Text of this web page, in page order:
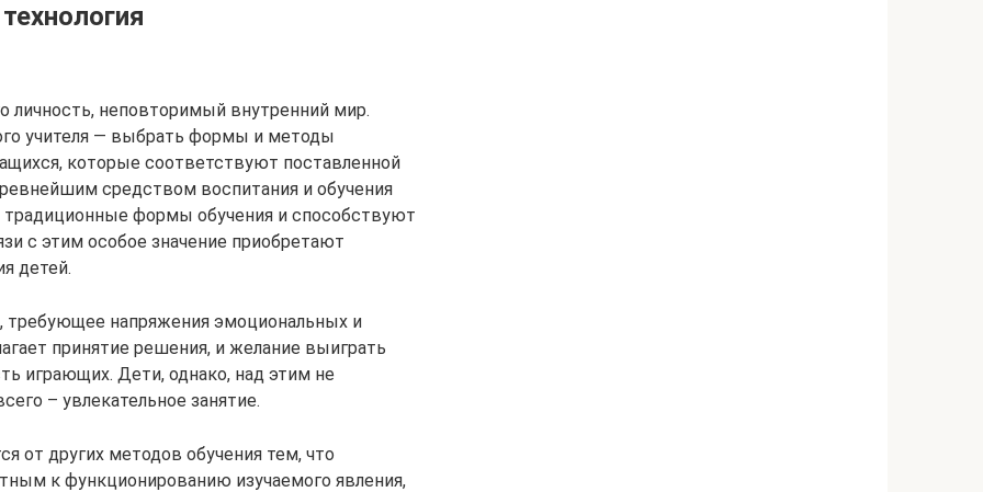
личность, неповторимый внутренний мир.
учителя — выбрать формы и методы
которые соответствуют поставленной
средством воспитания и обучения
традиционные формы обучения и способствуют
с этим особое значение приобретают
детей.
требующее напряжения эмоциональных и
принятие решения, и желание выиграть
играющих. Дети, однако, над этим не
– увлекательное занятие.
от других методов обучения тем, что
к функционированию изучаемого явления,